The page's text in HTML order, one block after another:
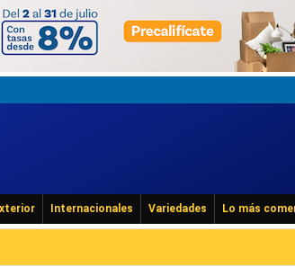
Internacionales Variedades Lo más